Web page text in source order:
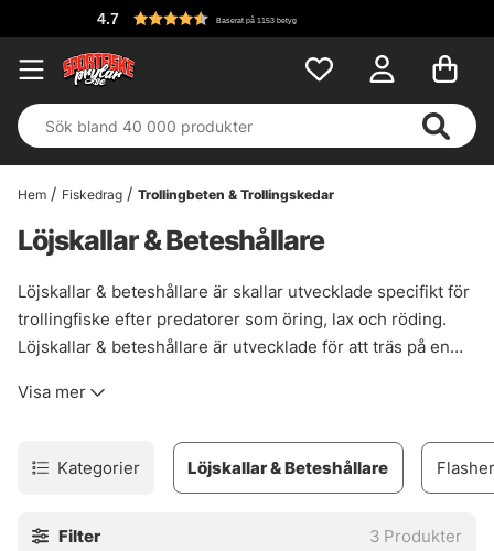
Baserat på 1153 betyg
Hem Fiskedrag Trollingbeten & Trollingskedar
Löjskallar & Beteshållare
Löjskallar & beteshållare är skallar utvecklade specifikt för
trollingfiske efter predatorer som öring, lax och röding.
Löjskallar & beteshållare är utvecklade för att träs på en
igenom skallen. Med dessa riggar kan du med fördel fästa
paravaner eller pulkor. Dessa löjskallar & beteshållare är
en liten del av det stora utbud vi erbjuder till ditt
som fyller dina behov.
Visa mer
Kategorier Löjskallar & Beteshållare
Filter 3 Produkter